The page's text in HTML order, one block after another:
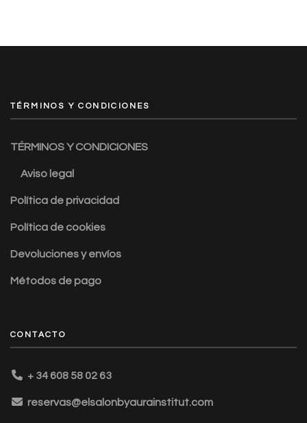
TÉRMINOS Y CONDICIONES
TÉRMINOS Y CONDICIONES
Aviso legal
Política de privacidad
Política de cookies
Devoluciones y envíos
Métodos de pago
CONTACTO
+ 34 608 58 02 63
reservas@elsalonbyaurainstitut.com